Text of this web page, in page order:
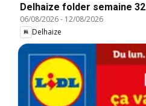
Delhaize folder semaine 32
06/08/2026- 12/08/2026
Delhaize